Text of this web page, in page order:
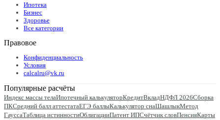
Ипотека
Бизнес
Здоровье
Все категории
Правовое
Конфиденциальность
Условия
calcalru@vk.ru
Популярные расчёты
Индекс массы телаИпотечный калькуляторКредитВкладНДФЛ 2026Сборка
ПКСредний балл аттестатаЕГЭ баллыКалькулятор снаШашлыкМетод
ГауссаТаблица истинностиОблигацииПатент ИПСчётчик словПенсияКарты